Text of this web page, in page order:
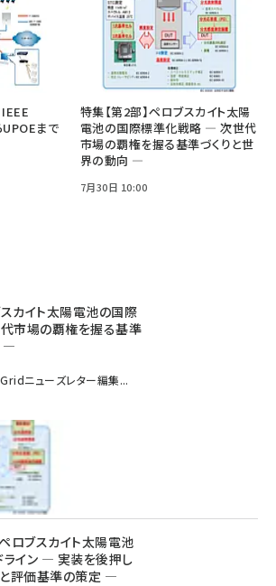
まで
特集【第2部】ペロブスカイト太陽
電池の国際標準化戦略 ― 次世代
市場の覇権を握る基準づくりと世
界の動向 ―
7月30日 10:00
カイト太陽電池の国際
市場の覇権を握る基準
―
ニューズレター編集...
ロブスカイト太陽電池
ライン ― 実装を後押し
評価基準の策定 ―